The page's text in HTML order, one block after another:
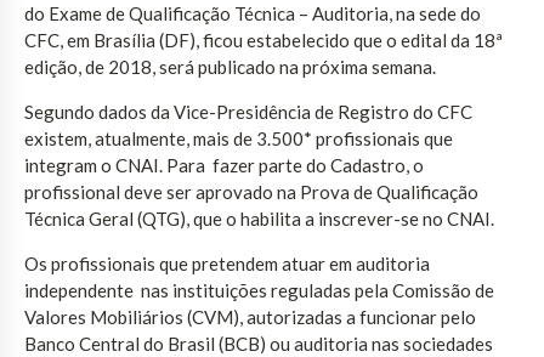
do Exame de Qualificação Técnica – Auditoria, na sede do
CFC, em Brasília (DF), ficou estabelecido que o edital da 18ª
edição, de 2018, será publicado na próxima semana.
Segundo dados da Vice-Presidência de Registro do CFC
existem, atualmente, mais de 3.500* profissionais que
integram o CNAI. Para fazer parte do Cadastro, o
profissional deve ser aprovado na Prova de Qualificação
Técnica Geral (QTG), que o habilita a inscrever-se no CNAI.
Os profissionais que pretendem atuar em auditoria
independente nas instituições reguladas pela Comissão de
Valores Mobiliários (CVM), autorizadas a funcionar pelo
Banco Central do Brasil (BCB) ou auditoria nas sociedades